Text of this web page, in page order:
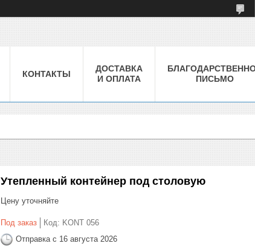
КОНТАКТЫ
ДОСТАВКА
И ОПЛАТА
ПИСЬМО
Утепленный контейнер под столовую
Цену уточняйте
Под заказ Код: KONT 056
Отправка с 16 августа 2026